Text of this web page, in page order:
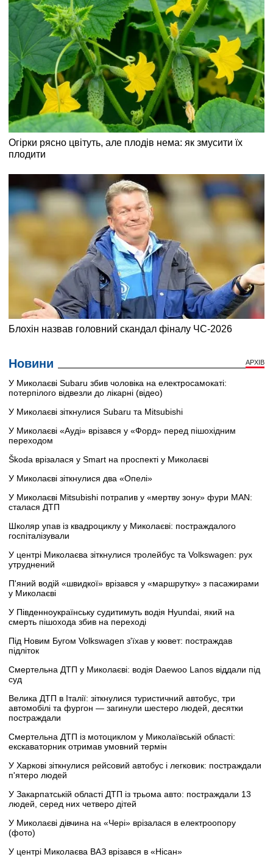
Новини АРХІВ
У Миколаєві Subaru збив чоловіка на електросамокаті:
потерпілого відвезли до лікарні (відео)
У Миколаєві зіткнулися Subaru та Mitsubishi
У Миколаєві «Ауді» врізався у «Форд» перед пішохідним
переходом
Škoda врізалася у Smart на проспекті у Миколаєві
У Миколаєві зіткнулися два «Опелі»
У Миколаєві Mitsubishi потрапив у «мертву зону» фури MAN:
сталася ДТП
Школяр упав із квадроциклу у Миколаєві: постраждалого
госпіталізували
У центрі Миколаєва зіткнулися тролейбус та Volkswagen: рух
утруднений
П'яний водій «швидкої» врізався у «маршрутку» з пасажирами
у Миколаєві
У Південноукраїнську судитимуть водія Hyundai, який на
смерть пішохода збив на переході
Під Новим Бугом Volkswagen з'їхав у кювет: постраждав
підліток
Смертельна ДТП у Миколаєві: водія Daewoo Lanos віддали під
суд
Велика ДТП в Італії: зіткнулися туристичний автобус, три
автомобілі та фургон — загинули шестеро людей, десятки
постраждали
Смертельна ДТП із мотоциклом у Миколаївській області:
екскаваторник отримав умовний термін
У Харкові зіткнулися рейсовий автобус і легковик: постраждали
п'ятеро людей
У Закарпатській області ДТП із трьома авто: постраждали 13
людей, серед них четверо дітей
У Миколаєві дівчина на «Чері» врізалася в електроопору
(фото)
У центрі Миколаєва ВАЗ врізався в «Нісан»